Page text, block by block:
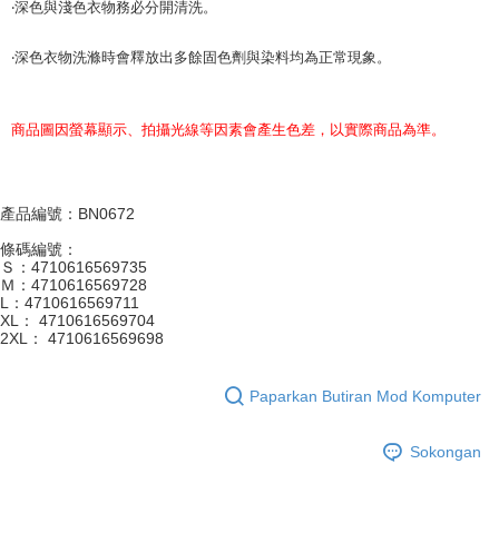
‧深色與淺色衣物務必分開清洗。
‧深色衣物洗滌時會釋放出多餘固色劑與染料均為正常現象。
商品圖因螢幕顯示、拍攝光線等因素會產生色差，以實際商品為準。
產品編號：BN0672
條碼編號：
Ｓ：4710616569735
Ｍ：4710616569728
L：4710616569711
XL： 4710616569704
2XL： 4710616569698
Paparkan Butiran Mod Komputer
Sokongan